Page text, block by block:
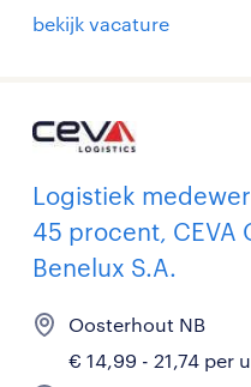
bekijk vacature
Logistiek
45 procent, CEVA
Benelux S.A.
Oosterhout NB
€ 14,99 - 21,74 per